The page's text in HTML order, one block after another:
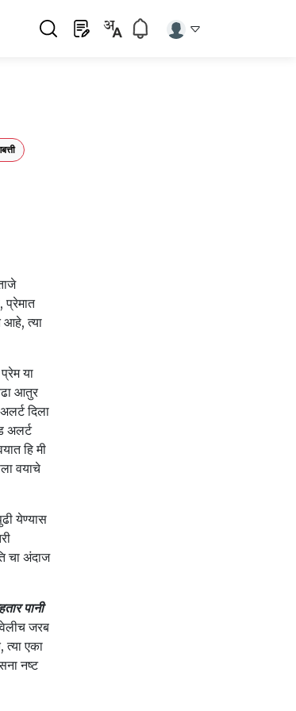
आहे, त्या
या
आतुर
दिला
अलर्ट
हि मी
वयाचे
येण्यास
चा अंदाज
पानी
जरब
एका
नष्ट